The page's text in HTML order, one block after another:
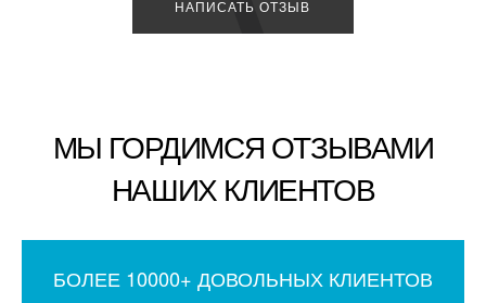
НАПИСАТЬ ОТЗЫВ
МЫ ГОРДИМСЯ ОТЗЫВАМИ
НАШИХ КЛИЕНТОВ
БОЛЕЕ 10000+ ДОВОЛЬНЫХ КЛИЕНТОВ